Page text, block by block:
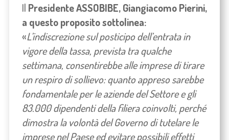
Il Presidente ASSOBIBE, Giangiacomo Pierini,
a questo proposito sottolinea:
«L’indiscrezione sul posticipo dell’entrata in
vigore della tassa, prevista tra qualche
settimana, consentirebbe alle imprese di tirare
un respiro di sollievo: quanto appreso sarebbe
fondamentale per le aziende del Settore e gli
83.000 dipendenti della filiera coinvolti, perché
dimostra la volontà del Governo di tutelare le
imprese nel Paese ed evitare possibili effetti